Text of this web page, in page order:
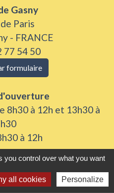
Gasny
Paris
- FRANCE
77 54 50
formulaire
8h30 à 12h et 13h30 à
à 12h
you control over what you want
all cookies Personalize